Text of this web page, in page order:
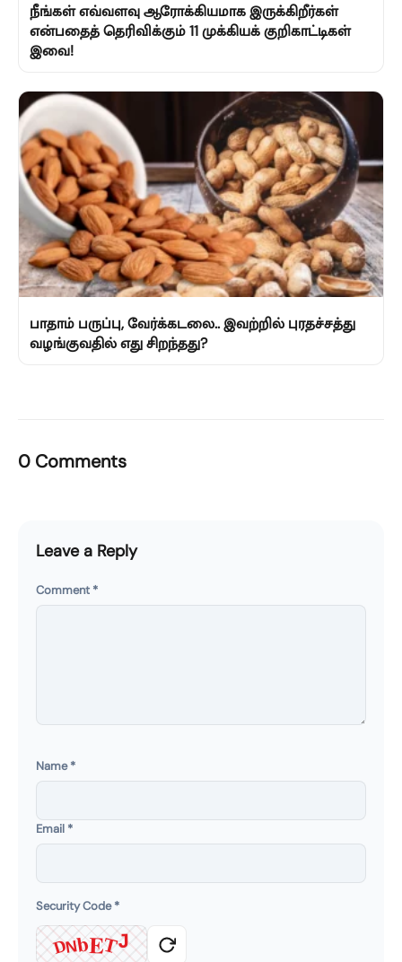
நீங்கள் எவ்வளவு ஆரோக்கியமாக இருக்கிறீர்கள்
என்பதைத் தெரிவிக்கும் 11 முக்கியக் குறிகாட்டிகள்
இவை!
பாதாம் பருப்பு, வேர்க்கடலை.. இவற்றில் புரதச்சத்து
வழங்குவதில் எது சிறந்தது?
0 Comments
Leave a Reply
Comment *
Name*
Email *
Security Code*
DNbETJ